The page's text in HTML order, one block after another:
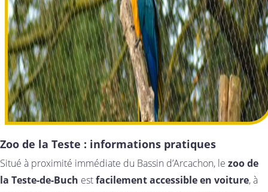
Zoo de la Teste : informations pratiques
Situé à proximité immédiate du Bassin d’Arcachon, le zoo de
la Teste-de-Buch estfacilement accessible en voiture, à